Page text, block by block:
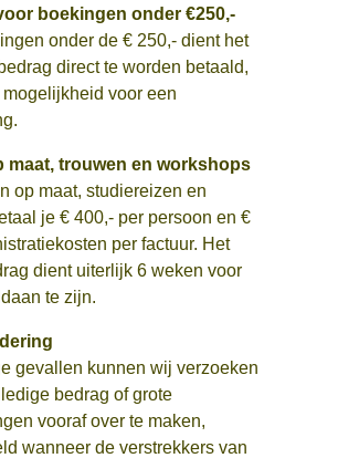
boekingen onder €250,-
onder de € 250,- dient het
direct te worden betaald,
voor een
maat, trouwen en workshops
op maat, studiereizen en
je € 400,- per persoon en €
per factuur. Het
dient uiterlijk 6 weken voor
te zijn.
gevallen kunnen wij verzoeken
bedrag of grote
vooraf over te maken,
wanneer de verstrekkers van